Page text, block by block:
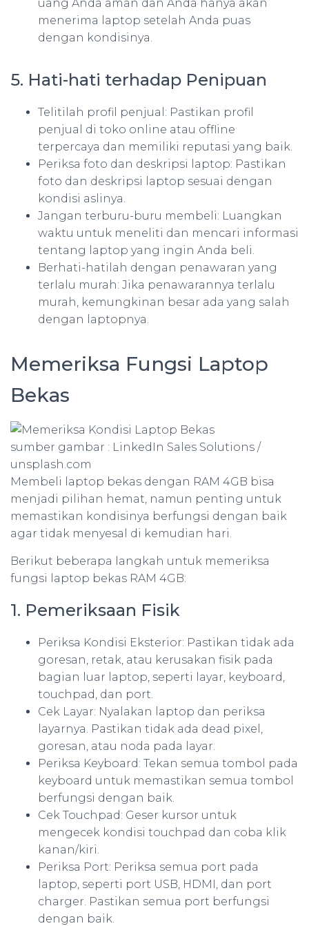
uang Anda aman dan Anda hanya akan
menerima laptop setelah Anda puas
dengan kondisinya.
5. Hati-hati terhadap Penipuan
Telitilah profil penjual: Pastikan profil
penjual di toko online atau offline
terpercaya dan memiliki reputasi yang baik.
Periksa foto dan deskripsi laptop: Pastikan
foto dan deskripsi laptop sesuai dengan
kondisi aslinya.
Jangan terburu-buru membeli: Luangkan
waktu untuk meneliti dan mencari informasi
tentang laptop yang ingin Anda beli.
Berhati-hatilah dengan penawaran yang
terlalu murah: Jika penawarannya terlalu
murah, kemungkinan besar ada yang salah
dengan laptopnya.
Memeriksa Fungsi Laptop
Bekas
sumber gambar : LinkedIn Sales Solutions /
unsplash.com
Membeli laptop bekas dengan RAM 4GB bisa
menjadi pilihan hemat, namun penting untuk
memastikan kondisinya berfungsi dengan baik
agar tidak menyesal di kemudian hari.
Berikut beberapa langkah untuk memeriksa
fungsi laptop bekas RAM 4GB:
1. Pemeriksaan Fisik
Periksa Kondisi Eksterior: Pastikan tidak ada
goresan, retak, atau kerusakan fisik pada
bagian luar laptop, seperti layar, keyboard,
touchpad, dan port.
Cek Layar: Nyalakan laptop dan periksa
layarnya. Pastikan tidak ada dead pixel,
goresan, atau noda pada layar.
Periksa Keyboard: Tekan semua tombol pada
keyboard untuk memastikan semua tombol
berfungsi dengan baik.
Cek Touchpad: Geser kursor untuk
mengecek kondisi touchpad dan coba klik
kanan/kiri.
Periksa Port: Periksa semua port pada
laptop, seperti port USB, HDMI, dan port
charger. Pastikan semua port berfungsi
dengan baik.